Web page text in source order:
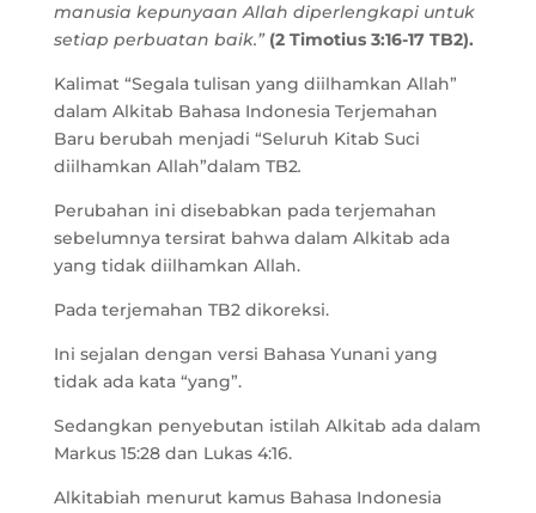
manusia kepunyaan Allah diperlengkapi untuk
setiap perbuatan baik.” (2 Timotius 3:16-17 TB2).
Kalimat “Segala tulisan yang diilhamkan Allah”
dalam Alkitab Bahasa Indonesia Terjemahan
Baru berubah menjadi “Seluruh Kitab Suci
diilhamkan Allah”dalam TB2.
Perubahan ini disebabkan pada terjemahan
sebelumnya tersirat bahwa dalam Alkitab ada
yang tidak diilhamkan Allah.
Pada terjemahan TB2 dikoreksi.
Ini sejalan dengan versi Bahasa Yunani yang
tidak ada kata “yang”.
Sedangkan penyebutan istilah Alkitab ada dalam
Markus 15:28 dan Lukas 4:16.
Alkitabiah menurut kamus Bahasa Indonesia